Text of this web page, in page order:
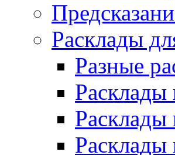
Расклады
Разные
Расклады
Расклады
Расклады